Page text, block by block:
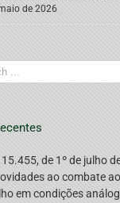
de 2026
15.455, de 1º de julho
ao combate ao
em condições